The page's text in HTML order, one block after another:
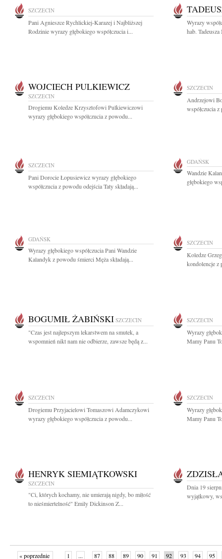
SZCZECIN
Pani Agnieszce Rychlickiej-Karazej i Najbliższej
Rodzinie wyrazy głębokiego współczucia i...
Wyrazy
hab. Tadeusza
WOJCIECH PULKIEWICZ
SZCZECIN
Drogiemu Koledze Krzysztofowi Pulkiewiczowi
wyrazy głębokiego współczucia z powodu...
SZCZECIN
Andrzejowi
współczucia
SZCZECIN
Pani Dorocie Łopusiewicz wyrazy głębokiego
współczucia z powodu odejścia Taty składają...
GDAŃSK
Wandzie
głębokiego
GDAŃSK
Wyrazy głębokiego współczucia Pani Wandzie
Kalandyk z powodu śmierci Męża składają...
SZCZECIN
Koledze
kondolencje z
BOGUMIŁ ŻABIŃSKI SZCZECIN
"Czas jest najlepszym lekarstwem na smutek, a
wspomnień nikt nam nie odbierze, zawsze będą z...
SZCZECIN
Wyrazy
Mamy Panu
SZCZECIN
Drogiemu Przyjacielowi Tomaszowi Adamczykowi
wyrazy głębokiego współczucia z powodu...
SZCZECIN
Wyrazy
Mamy Panu
HENRYK SIEMIĄTKOWSKI
SZCZECIN
"Ci, których kochamy, nie umierają nigdy, bo miłość
to nieśmiertelność" Emily Dickinson Z...
Dnia 19
wyjątkowy,
« poprzednie 1 ... 87 88 89 90 91 92 93 94 95